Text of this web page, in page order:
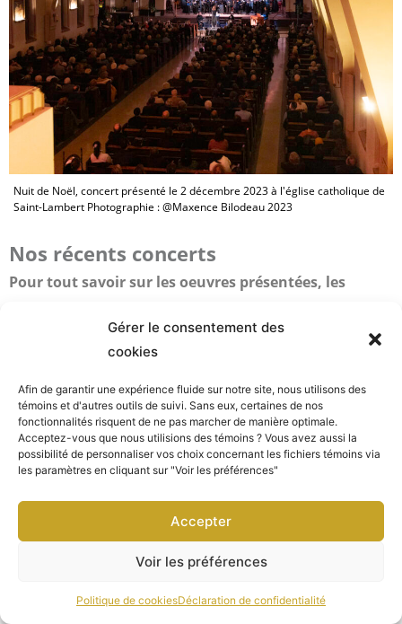
Gérer le consentement des
cookies
Afin de garantir une expérience fluide sur notre site, nous utilisons des
témoins et d'autres outils de suivi. Sans eux, certaines de nos
fonctionnalités risquent de ne pas marcher de manière optimale.
Acceptez-vous que nous utilisions des témoins ? Vous avez aussi la
possibilité de personnaliser vos choix concernant les fichiers témoins via
les paramètres en cliquant sur "Voir les préférences"
Accepter
Voir les préférences
Politique de cookiesDéclaration de confidentialité
Nuit de Noël, concert présenté le 2 décembre 2023 à l'église catholique de
Saint-Lambert Photographie : @Maxence Bilodeau 2023
Nos récents concerts
Pour tout savoir sur les oeuvres présentées, les
nos partenaires, donateurs, commanditaires et
bénévoles, consultez les programmes numériques de
nos concerts, en cliquant sur les liens suivants :
Gloria!
Un soir à l’opéra
Requiem de Fauré
Nuit de Noël
IN DULCI JUBILO